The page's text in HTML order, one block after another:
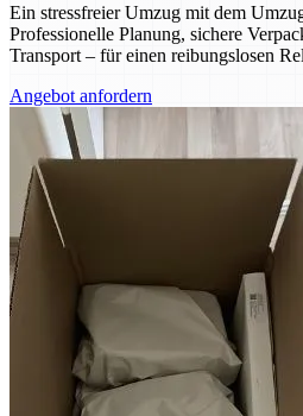
Ein stressfreier Umzug mit dem
Professionelle Planung, sichere
Transport – für einen reibungslosen
Angebot anfordern